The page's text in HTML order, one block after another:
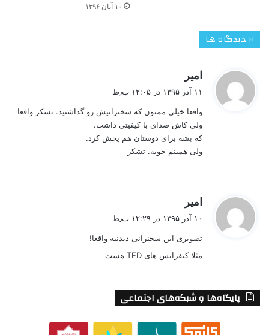
۱۰ آبان ۱۳۹۶
‫۲ دیدگاه ها
امیر
:
۱۱ آذر ۱۳۹۵ در ۱۲:۰۵ ب٫ظ
واقعا خیلی ممنون که سخنرانیش رو گذاشتید. تشکر واقعا
ولی کاش صدای با کیفیتی داشت.
که بشه برای دوستان هم پخش کرد.
ولی همینم خوبه. تشکر
امیر
:
۱۰ آذر ۱۳۹۵ در ۱۲:۲۹ ب٫ظ
تصویری این سخنرانی دیدنیه واقعا!
مثلا کنفرانس های TED هست
پایگاه‌ها و شبکه‌های اجتماعی